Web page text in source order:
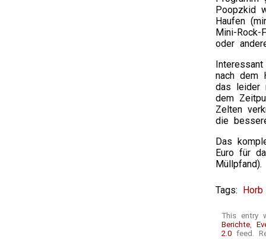
Poopzkid
Haufen
Mini-
oder
nach dem
das leider
dem
Zelten
die
Das
Euro für
Tags: Horb
This entry
Berichte,
2.0 feed.